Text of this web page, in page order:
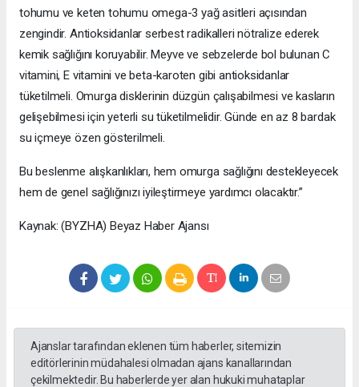
tohumu ve keten tohumu omega-3 yağ asitleri açısından
zengindir. Antioksidanlar serbest radikalleri nötralize ederek
kemik sağlığını koruyabilir. Meyve ve sebzelerde bol bulunan C
vitamini, E vitamini ve beta-karoten gibi antioksidanlar
tüketilmeli. Omurga disklerinin düzgün çalışabilmesi ve kasların
gelişebilmesi için yeterli su tüketilmelidir. Günde en az 8 bardak
su içmeye özen gösterilmeli.
Bu beslenme alışkanlıkları, hem omurga sağlığını destekleyecek
hem de genel sağlığınızı iyileştirmeye yardımcı olacaktır.”
Kaynak: (BYZHA) Beyaz Haber Ajansı
Ajanslar tarafından eklenen tüm haberler, sitemizin
editörlerinin müdahalesi olmadan ajans kanallarından
çekilmektedir. Bu haberlerde yer alan hukuki muhataplar